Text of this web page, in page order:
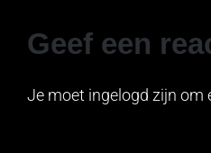
Geef een
Je moet ingelogd zijn om